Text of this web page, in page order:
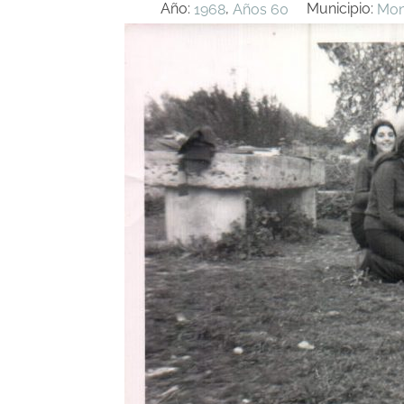
Año: 1968, Años 60 Municipio: